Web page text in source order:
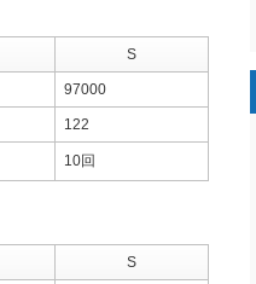
S
97000
122
10回
S